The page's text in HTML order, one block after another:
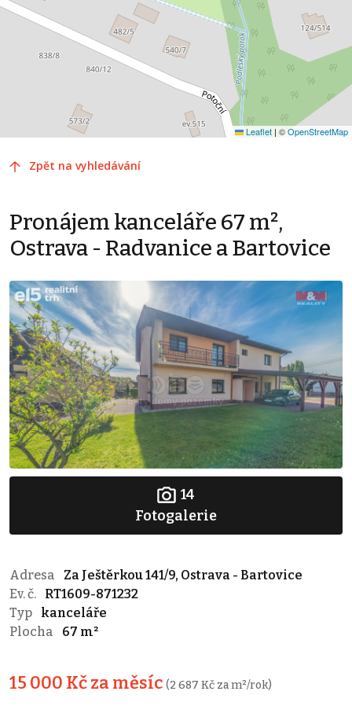
Leaflet | ©OpenStreetMap
Zpět na vyhledávání
Pronájem kanceláře 67 m²,
Ostrava - Radvanice a Bartovice
14
Fotogalerie
Adresa
Za Ještěrkou 141/9, Ostrava - Bartovice
Ev. č.
RT1609-871232
Typ
kanceláře
Plocha
67 m²
15 000 Kč za měsíc (2 687 Kč za m²/rok)